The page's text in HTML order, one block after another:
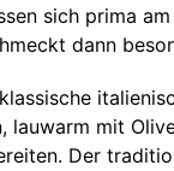
sich prima
dann
mit
Der